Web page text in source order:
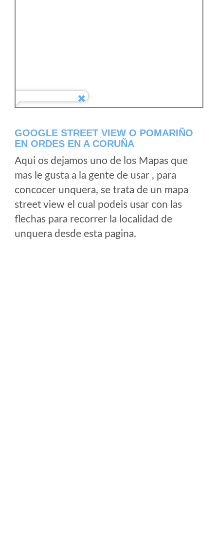
GOOGLE STREET VIEW O POMARIÑO
EN ORDES EN A CORUÑA
Aqui os dejamos uno de los Mapas que
mas le gusta a la gente de usar , para
concocer unquera, se trata de un mapa
street view el cual podeis usar con las
flechas para recorrer la localidad de
unquera desde esta pagina.